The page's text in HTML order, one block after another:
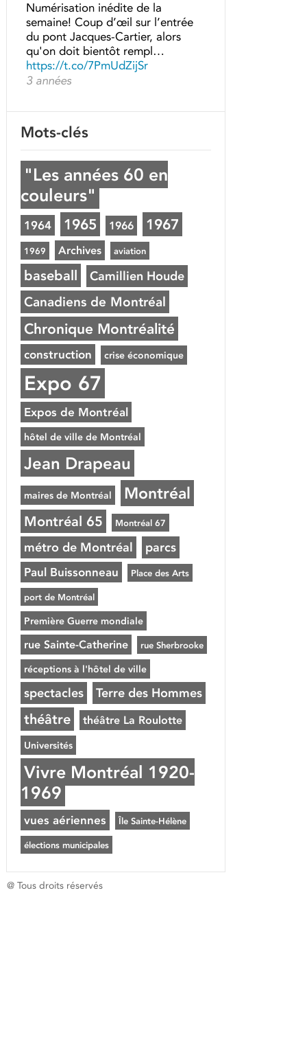
Numérisation inédite de la
semaine! Coup d’œil sur l’entrée
du pont Jacques-Cartier, alors
qu'on doit bientôt rempl…
https://t.co/7PmUdZijSr
3 années
Mots-clés
"Les années 60 en
couleurs"
1964 1965 1966 1967
1969 Archives aviation
baseball Camillien Houde
Canadiens de Montréal
Chronique Montréalité
construction crise économique
Expo 67
Expos de Montréal
hôtel de ville de Montréal
Jean Drapeau
maires de Montréal Montréal
Montréal 65 Montréal 67
métro de Montréal parcs
Paul Buissonneau Place des Arts
port de Montréal
Première Guerre mondiale
rue Sainte-Catherine rue Sherbrooke
réceptions à l'hôtel de ville
spectacles Terre des Hommes
théâtre théâtre La Roulotte
Universités
Vivre Montréal 1920-
1969
vues aériennes Île Sainte-Hélène
élections municipales
@ Tous droits réservés